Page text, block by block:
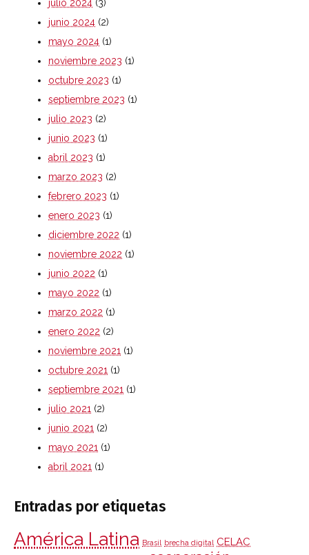
julio 2024 (3)
junio 2024 (2)
mayo 2024 (1)
noviembre 2023 (1)
octubre 2023 (1)
septiembre 2023 (1)
julio 2023 (2)
junio 2023 (1)
abril 2023 (1)
marzo 2023 (2)
febrero 2023 (1)
enero 2023 (1)
diciembre 2022 (1)
noviembre 2022 (1)
junio 2022 (1)
mayo 2022 (1)
marzo 2022 (1)
enero 2022 (2)
noviembre 2021 (1)
octubre 2021 (1)
septiembre 2021 (1)
julio 2021 (2)
junio 2021 (2)
mayo 2021 (1)
abril 2021 (1)
Entradas por etiquetas
América Latina Brasil brecha digital CELAC